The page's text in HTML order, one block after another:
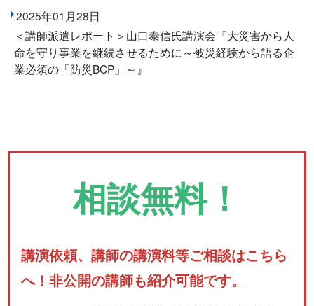
2025年01月28日
＜講師派遣レポート＞山口泰信氏講演会『大災害から人
命を守り事業を継続させるために～被災経験から語る企
業必須の「防災BCP」～』
相談無料！
講演依頼、講師の講演料等ご相談はこちら
へ！非公開の講師も紹介可能です。